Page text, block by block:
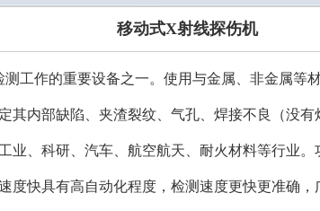
移动式X射线探伤机
工作的重要设备之一。使用与金属、非金属等
其内部缺陷、夹渣裂纹、气孔、焊接不良（没有
业、科研、汽车、航空航天、耐火材料等行业
度快具有高自动化程度，检测速度更快更准确，